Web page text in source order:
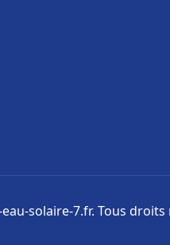
solaire-7.fr. Tous